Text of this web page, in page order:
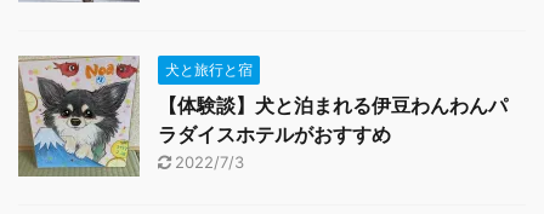
犬と旅行と宿
【体験談】犬と泊まれる伊豆わんわんパ
ラダイスホテルがおすすめ
2022/7/3